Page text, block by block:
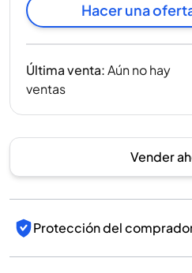
Hacer una
Última venta:Aún no hay
ventas
Vender
Protección del